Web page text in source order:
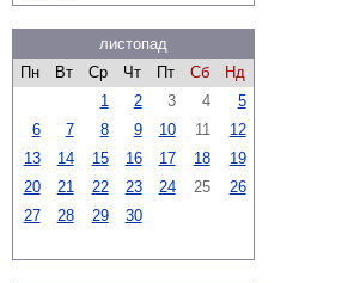
листопад
Пн
Вт Ср Чт Пт Сб
Нд
1
2 3 4
5
6
7 8 9 10 11
12
13
14 15 16 17 18
19
20
21 22 23 24 25
26
27
28 29 30